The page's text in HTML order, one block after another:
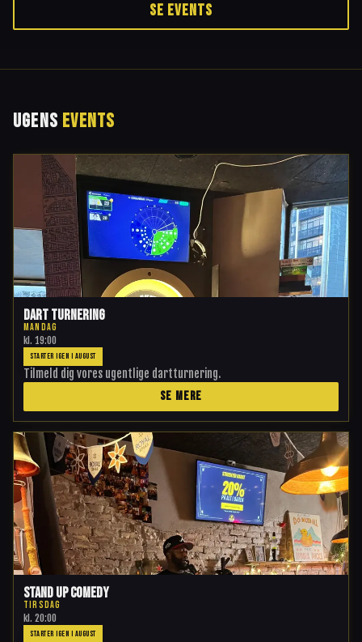
SE EVENTS
UGENS EVENTS
Dart Turnering
MANDAG
kl. 19:00
STARTER IGEN I AUGUST
Tilmeld dig vores ugentlige dartturnering.
SE MERE
Stand Up Comedy
TIRSDAG
kl. 20:00
STARTER IGEN I AUGUST